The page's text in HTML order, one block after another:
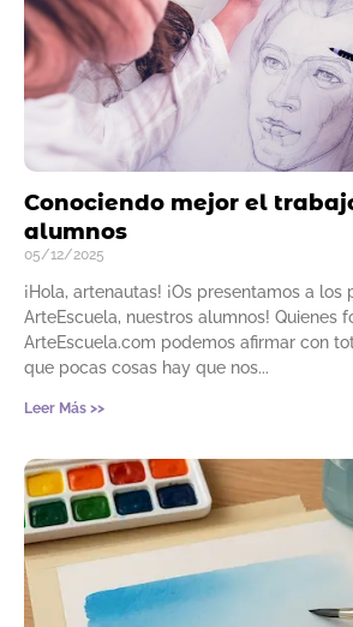
Conociendo mejor el
alumnos
05/12/2025
¡Hola, artenautas! ¡Os presentamos a
ArteEscuela, nuestros alumnos! Quienes
ArteEscuela.com podemos afirmar con
que pocas cosas hay que nos
Leer Más >>